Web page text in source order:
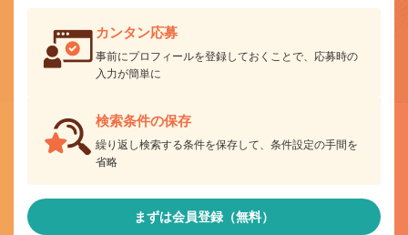
カンタン応募
事前にプロフィールを登録しておくことで、応募時の
入力が簡単に
検索条件の保存
繰り返し検索する条件を保存して、条件設定の手間を
省略
まずは会員登録（無料）